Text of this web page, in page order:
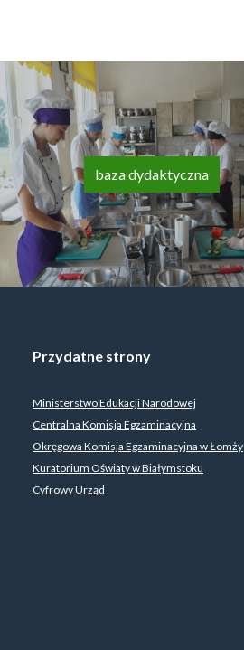
baza dydaktyczna
Przydatne strony
Ministerstwo Edukacji Narodowej
Centralna Komisja Egzaminacyjna
Okręgowa Komisja Egzaminacyjna w Łomży
Kuratorium Oświaty w Białymstoku
Cyfrowy Urząd